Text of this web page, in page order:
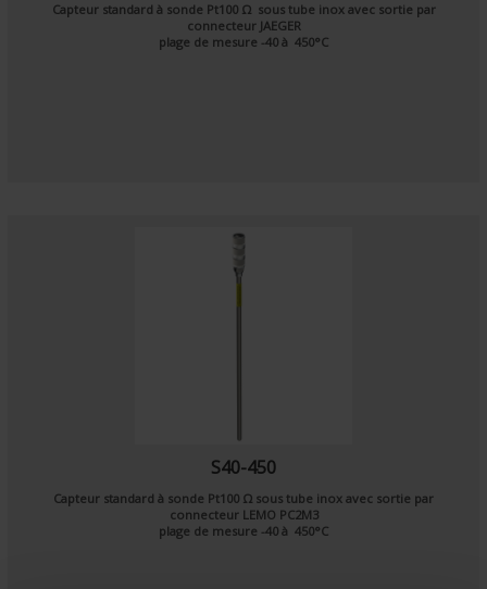
Capteur standard à sonde Pt100 Ω sous tube inox avec sortie par
connecteur JAEGER
plage de mesure -40 à 450°C
S40-450
Capteur standard à sonde Pt100 Ω sous tube inox avec sortie par
connecteur LEMO PC2M3
plage de mesure -40 à 450°C